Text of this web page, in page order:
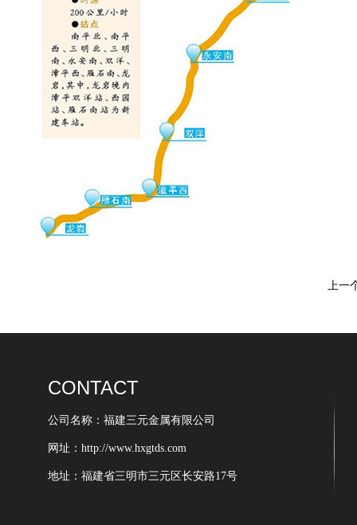
上一
CONTACT
公司名称：福建三元金属有限公司
网址：http://www.hxgtds.com
地址：福建省三明市三元区长安路17号